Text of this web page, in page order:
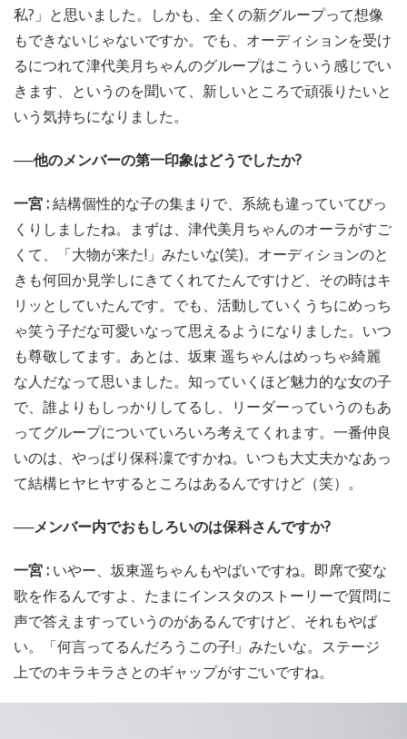
私?」と思いました。しかも、全くの新グループって想像
もできないじゃないですか。でも、オーディションを受け
るにつれて津代美月ちゃんのグループはこういう感じでい
きます、というのを聞いて、新しいところで頑張りたいと
いう気持ちになりました。
──他のメンバーの第一印象はどうでしたか?
一宮 :結構個性的な子の集まりで、系統も違っていてびっ
くりしましたね。まずは、津代美月ちゃんのオーラがすご
くて、「大物が来た!」みたいな(笑)。オーディションのと
きも何回か見学しにきてくれてたんですけど、その時はキ
リッとしていたんです。でも、活動していくうちにめっち
ゃ笑う子だな可愛いなって思えるようになりました。いつ
も尊敬してます。あとは、坂東 遥ちゃんはめっちゃ綺麗
な人だなって思いました。知っていくほど魅力的な女の子
で、誰よりもしっかりしてるし、リーダーっていうのもあ
ってグループについていろいろ考えてくれます。一番仲良
いのは、やっぱり保科凜ですかね。いつも大丈夫かなあっ
て結構ヒヤヒヤするところはあるんですけど（笑）。
──メンバー内でおもしろいのは保科さんですか?
一宮 : いやー、坂東遥ちゃんもやばいですね。即席で変な
歌を作るんですよ、たまにインスタのストーリーで質問に
声で答えますっていうのがあるんですけど、それもやば
い。「何言ってるんだろうこの子!」みたいな。ステージ
上でのキラキラさとのギャップがすごいですね。